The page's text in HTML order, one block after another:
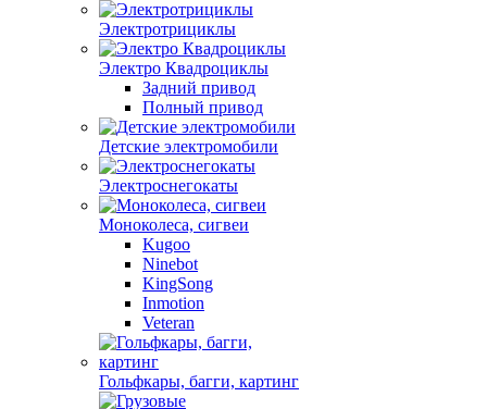
Электротрициклы
Электро Квадроциклы
Задний привод
Полный привод
Детские электромобили
Электроснегокаты
Моноколеса, сигвеи
Kugoo
Ninebot
KingSong
Inmotion
Veteran
Гольфкары, багги, картинг